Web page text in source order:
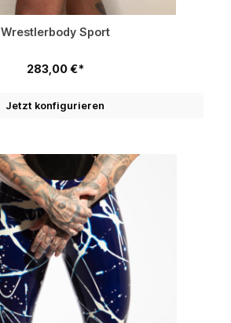
Wrestlerbody Sport
283,00 €*
Jetzt konfigurieren